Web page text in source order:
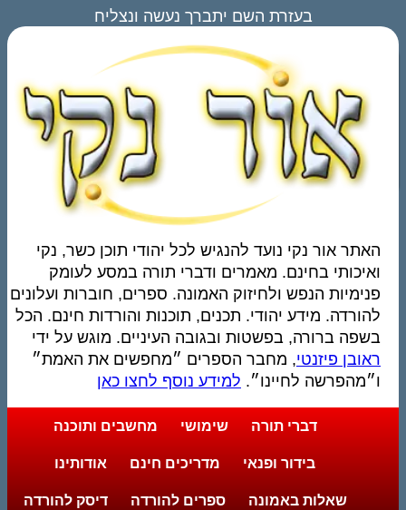
בעזרת השם יתברך נעשה ונצליח
האתר אור נקי נועד להנגיש לכל יהודי תוכן כשר, נקי
ואיכותי בחינם. מאמרים ודברי תורה במסע לעומק
פנימיות הנפש ולחיזוק האמונה. ספרים, חוברות ועלונים
להורדה. מידע יהודי. תכנים, תוכנות והורדות חינם. הכל
בשפה ברורה, בפשטות ובגובה העיניים. מוגש על ידי
ראובן פיזנטי, מחבר הספרים ״מחפשים את האמת״
ו״מהפרשה לחיינו״. למידע נוסף לחצו כאן
דברי תורה שימושי מחשבים ותוכנה
בידור ופנאי מדריכים חינם אודותינו
שאלות באמונה ספרים להורדה דיסק להורדה